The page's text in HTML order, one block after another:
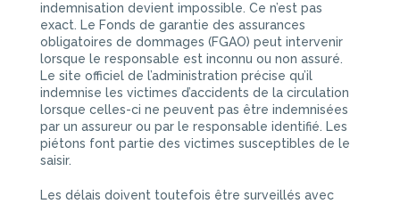
indemnisation devient impossible. Ce n’est pas
exact. Le Fonds de garantie des assurances
obligatoires de dommages (FGAO) peut intervenir
lorsque le responsable est inconnu ou non assuré.
Le site officiel de l’administration précise qu’il
indemnise les victimes d’accidents de la circulation
lorsque celles-ci ne peuvent pas être indemnisées
par un assureur ou par le responsable identifié. Les
piétons font partie des victimes susceptibles de le
saisir.
Les délais doivent toutefois être surveillés avec